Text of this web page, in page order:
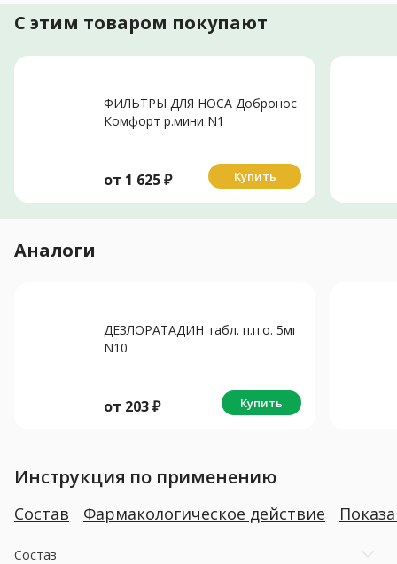
С этим товаром покупают
ФИЛЬТРЫ ДЛЯ НОСА Добронос
Комфорт р.мини N1
от 1 625₽ Купить
Аналоги
ДЕЗЛОРАТАДИН табл. п.п.о. 5мг
N10
от 203₽ Купить
Инструкция по применению
Состав Фармакологическое действие
Состав